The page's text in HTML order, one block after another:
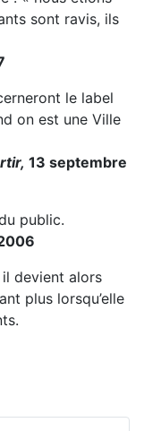
sont ravis, ils
le label
on est une Ville
13 septembre
public.
devient alors
plus lorsqu’elle